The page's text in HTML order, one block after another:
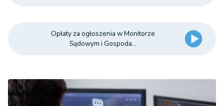
Opłaty za ogłoszenia w Monitorze
Sądowym i Gospoda...